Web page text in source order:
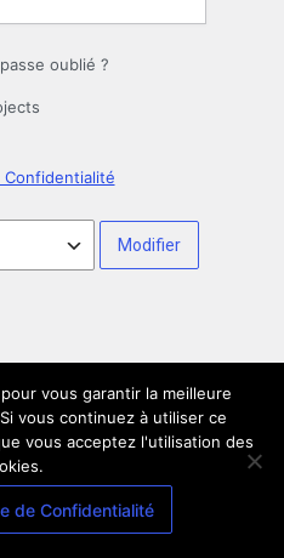
oublié ?
Confidentialité
vous garantir la meilleure
vous continuez à utiliser ce
vous acceptez l'utilisation des
de Confidentialité